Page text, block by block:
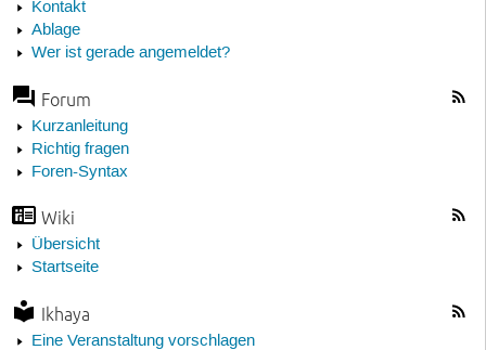
Kontakt
Ablage
Wer ist gerade angemeldet?
Forum
Kurzanleitung
Richtig fragen
Foren-Syntax
Wiki
Übersicht
Startseite
Ikhaya
Eine Veranstaltung vorschlagen